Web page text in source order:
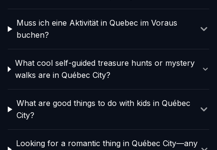
Muss ich eine Aktivität in Quebec im Voraus
buchen?
What cool self-guided treasure hunts or mystery
walks are in Québec City?
What are good things to do with kids in Québec
City?
Looking for a romantic thing in Québec City—any